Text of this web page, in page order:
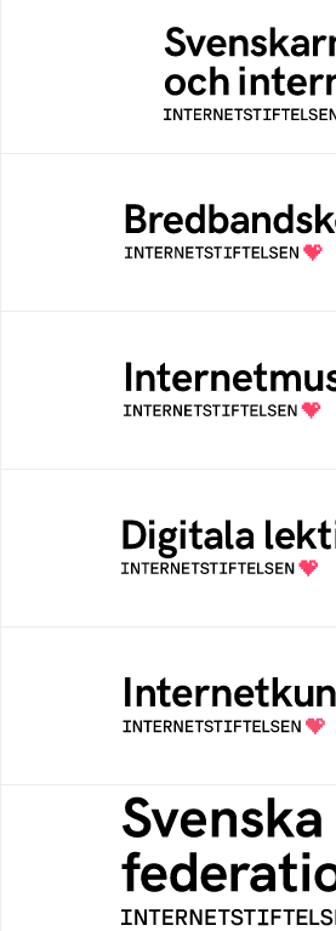
Svenskarna och
En årlig studie av
internetvanor
Bredbandskollen är ett
konsumentverktyg
Internetstiftelsen
Ett digitalt museum som
av
Öppen digital lärresurs med
för alla stadier i
Samlad kunskap som
säker och medveten
Svenska
Grunden för medlemskap i
kontextspecifik